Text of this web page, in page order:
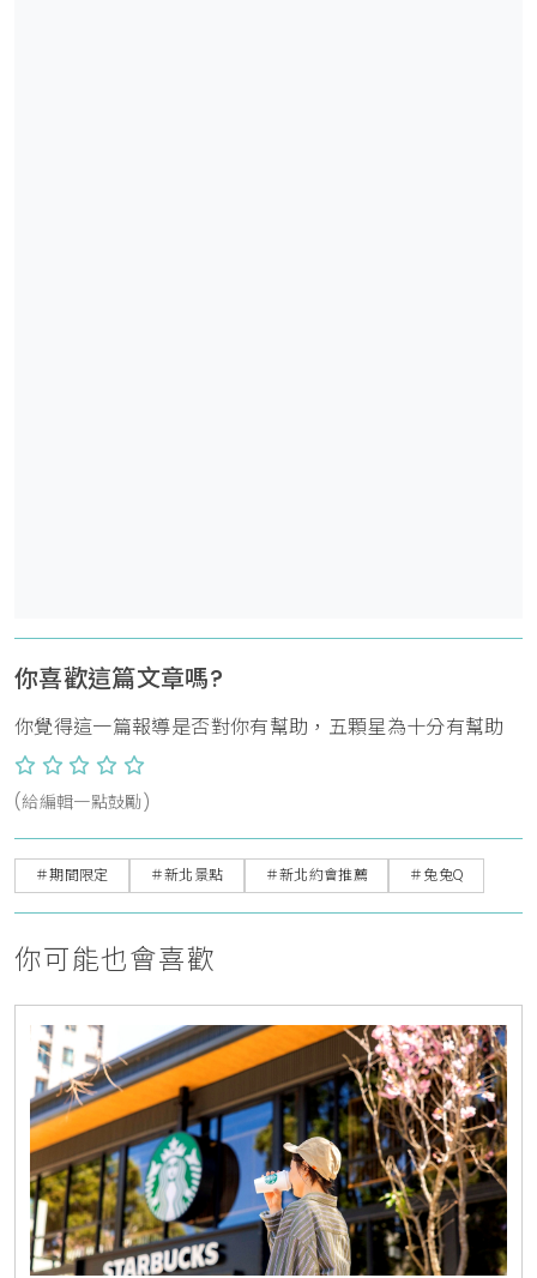
你喜歡這篇文章嗎?
你覺得這一篇報導是否對你有幫助，五顆星為十分有幫助
(給編輯一點鼓勵)
＃期間限定 ＃新北景點 ＃新北約會推薦 ＃兔兔Q
你可能也會喜歡